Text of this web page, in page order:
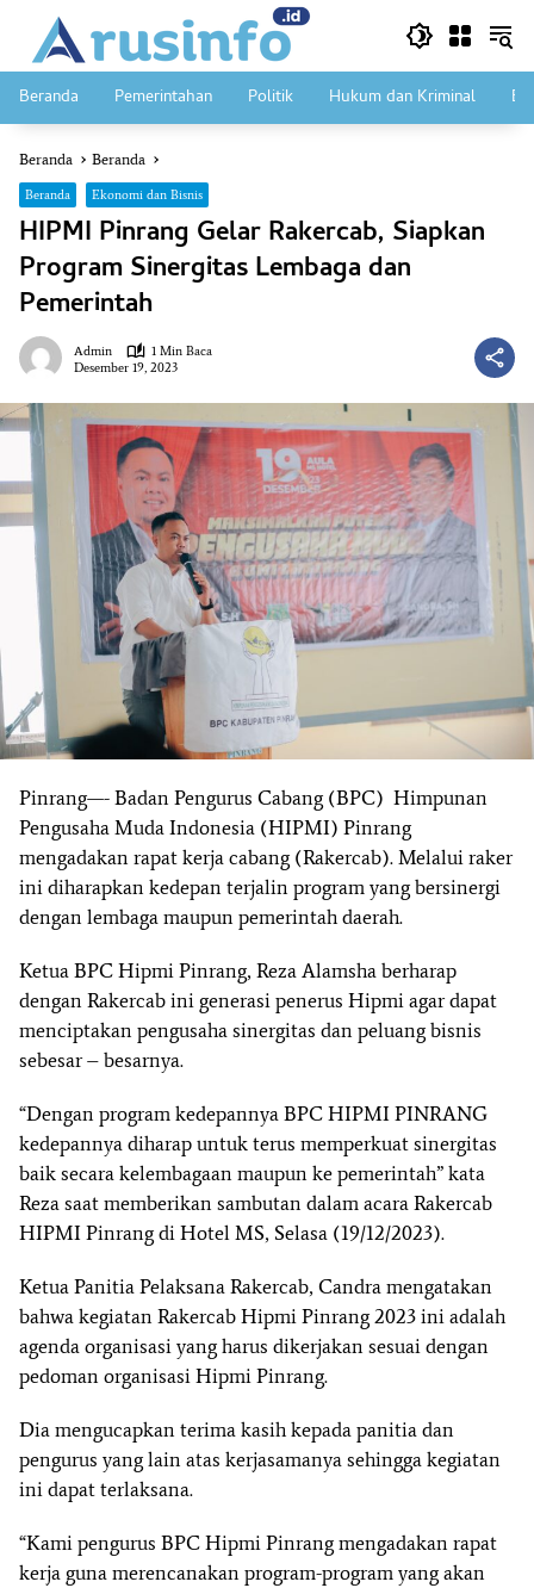
konten
Beranda Pemerintahan Politik Hukum dan Kriminal
Beranda Beranda
Beranda Ekonomi dan Bisnis
HIPMI Pinrang Gelar Rakercab, Siapkan
Program Sinergitas Lembaga dan
Pemerintah
Admin
1 Min Baca
Desember 19, 2023
Pinrang—- Badan Pengurus Cabang (BPC) Himpunan
Pengusaha Muda Indonesia (HIPMI) Pinrang
mengadakan rapat kerja cabang (Rakercab). Melalui raker
ini diharapkan kedepan terjalin program yang bersinergi
dengan lembaga maupun pemerintah daerah.
Ketua BPC Hipmi Pinrang, Reza Alamsha berharap
dengan Rakercab ini generasi penerus Hipmi agar dapat
menciptakan pengusaha sinergitas dan peluang bisnis
sebesar – besarnya.
“Dengan program kedepannya BPC HIPMI PINRANG
kedepannya diharap untuk terus memperkuat sinergitas
baik secara kelembagaan maupun ke pemerintah” kata
Reza saat memberikan sambutan dalam acara Rakercab
HIPMI Pinrang di Hotel MS, Selasa (19/12/2023).
Ketua Panitia Pelaksana Rakercab, Candra mengatakan
bahwa kegiatan Rakercab Hipmi Pinrang 2023 ini adalah
agenda organisasi yang harus dikerjakan sesuai dengan
pedoman organisasi Hipmi Pinrang.
Dia mengucapkan terima kasih kepada panitia dan
pengurus yang lain atas kerjasamanya sehingga kegiatan
ini dapat terlaksana.
“Kami pengurus BPC Hipmi Pinrang mengadakan rapat
kerja guna merencanakan program-program yang akan